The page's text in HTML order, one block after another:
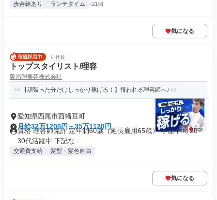
歩合給あり ランチタイム +21個
気になる
正社員
トップスタイリスト/理容
阪南理美容株式会社
【頑張った分だけしっかり稼げる！】報われる理容師へ♪
愛知県西尾市西幡豆町
月給32万1200円～35万1120円
資格 理容師免許 定年制60歳（延長雇用65歳） 学歴不問 20・
30代活躍中 下記な...
交通費支給 髪型・髪色自由
気になる